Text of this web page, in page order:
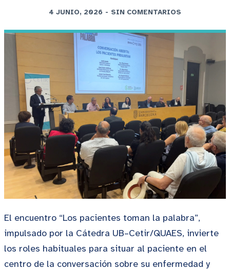
4 JUNIO, 2026 - SIN COMENTARIOS
El encuentro “Los pacientes toman la palabra”,
impulsado por la Cátedra UB–Cetir/QUAES, invierte
los roles habituales para situar al paciente en el
centro de la conversación sobre su enfermedad y